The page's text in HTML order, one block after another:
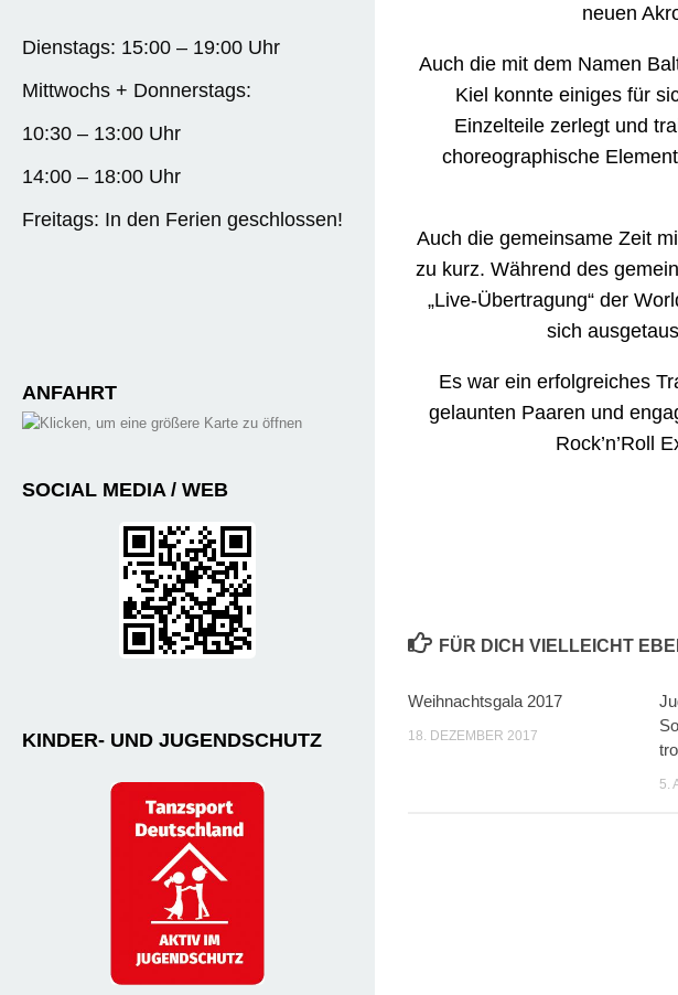
neuen
Auch die mit dem Namen
Kiel konnte einiges für
Einzelteile zerlegt und
choreographische
Auch die gemeinsame Zeit
zu kurz. Während des
„Live-Übertragung“ der
sich
Es war ein erfolgreiches
gelaunten Paaren und
Rock’n’Roll
FÜR DICH VIELLEICHT
Weihnachtsgala 2017
18. DEZEMBER 2017
5.
Dienstags: 15:00 – 19:00 Uhr
Mittwochs + Donnerstags:
10:30 – 13:00 Uhr
14:00 – 18:00 Uhr
Freitags: In den Ferien geschlossen!
ANFAHRT
SOCIAL MEDIA / WEB
KINDER- UND JUGENDSCHUTZ